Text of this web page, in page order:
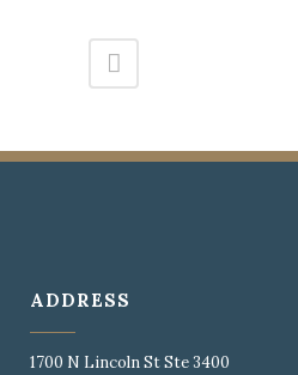
ADDRESS
1700 N Lincoln St Ste 3400